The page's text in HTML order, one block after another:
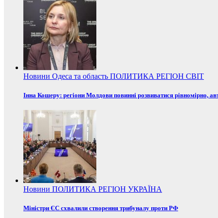
Новини Одеса та область ПОЛИТИКА РЕГІОН СВІТ
Інна Кошеру: регіони Молдови повинні розвиватися рівномірно,
Новини ПОЛИТИКА РЕГІОН УКРАЇНА
Міністри ЄС схвалили створення трибуналу проти РФ